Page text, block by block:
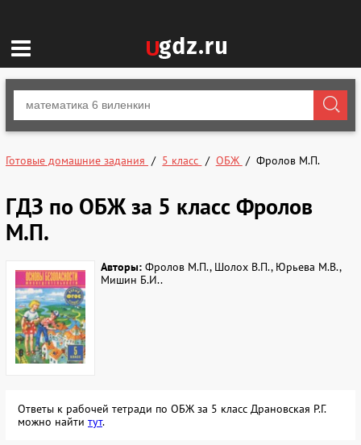
Готовые домашние задания 5 класс ОБЖ Фролов М.П.
ГДЗ по ОБЖ за 5 класс Фролов
М.П.
Авторы:Фролов М.П., Шолох В.П., Юрьева М.В.,
Мишин Б.И..
Ответы к рабочей тетради по ОБЖ за 5 класс Драновская Р.Г.
можно найти тут.